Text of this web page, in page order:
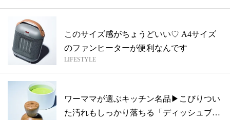
このサイズ感がちょうどいい♡ A4サイズ
のファンヒーターが便利なんです
LIFESTYLE
ワーママが選ぶキッチン名品▶︎こびりつい
た汚れもしっかり落ちる「ディッシュブラ